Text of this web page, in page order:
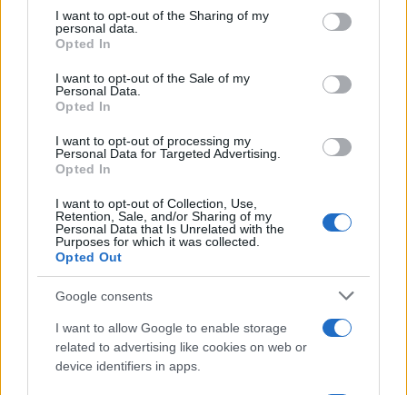
not limited to your visit or usage behaviour. You may click to
grant or deny consent to Google and its third-party tags to
use your data for below specified purposes in below Google
consent section.
I want to opt-out of the Sharing of my
personal data.
Opted In
I want to opt-out of the Sale of my
Personal Data.
Opted In
I want to opt-out of processing my
Personal Data for Targeted Advertising.
Opted In
I want to opt-out of Collection, Use,
Retention, Sale, and/or Sharing of my
Personal Data that Is Unrelated with the
Purposes for which it was collected.
Opted Out
Google consents
I want to allow Google to enable storage
related to advertising like cookies on web or
device identifiers in apps.
LIFESTYLE